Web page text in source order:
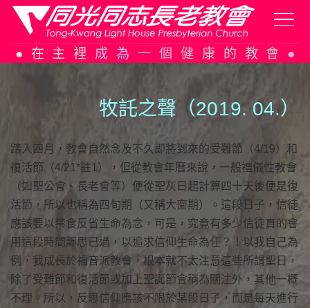
Skip
to
在主裡成為一個健康的教會
牧託之聲（2019. 04.）
踏入四月，教會自然念及不久即將到來的受難節（4/19）和
復活節（4/21*註1），但從教會年曆來說，一般禮儀性教會
（如聖公會、長老會等）便從聖灰日起計算四十天後便是復
活節，所以也稱為四旬期（又稱大齋期）。這段日子，信徒
應該要以禁食反省生命為念，可是，究竟有多少信徒真的會
用這段時間靜思己過，以追求信仰生命為任？！以我自己為
例，我成長於福音派教會，根本就不太注意這些所謂聖日，
除了受難節和復活節或加上聖誕節會稍為關注外，其他一概
不理。所以，反思信仰應該不限於某段日子，而是每天進行